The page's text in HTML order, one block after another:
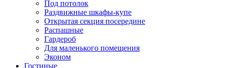
Под потолок
Раздвижные шкафы-купе
Открытая секция посередине
Распашные
Гардероб
Для маленького помещения
Эконом
Гостиные